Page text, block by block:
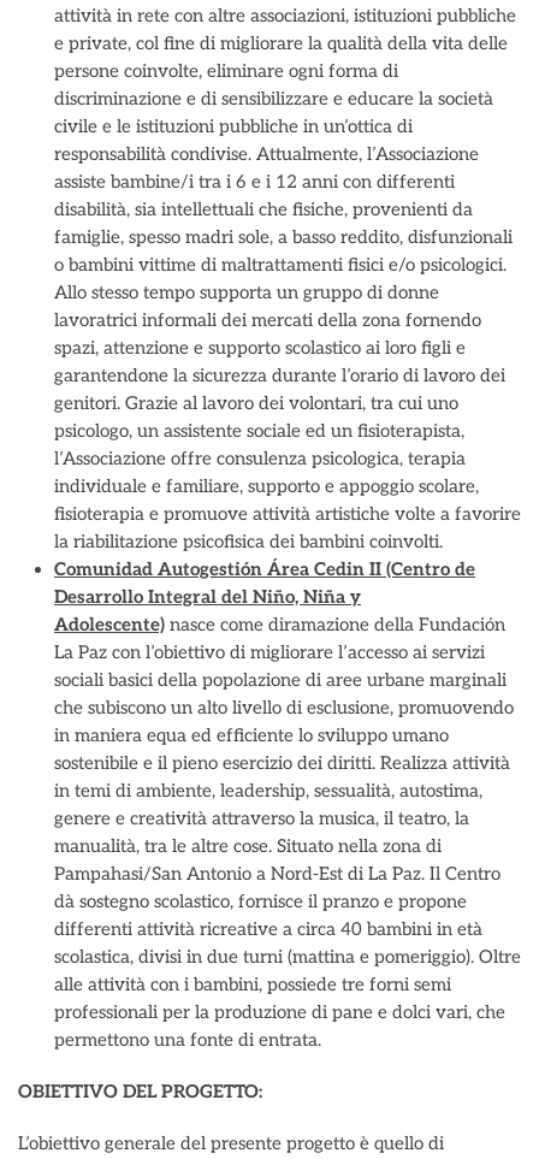
attività in rete con altre associazioni, istituzioni pubbliche
e private, col fine di migliorare la qualità della vita delle
persone coinvolte, eliminare ogni forma di
discriminazione e di sensibilizzare e educare la società
civile e le istituzioni pubbliche in un’ottica di
responsabilità condivise. Attualmente, l’Associazione
assiste bambine/i tra i 6 e i 12 anni con differenti
disabilità, sia intellettuali che fisiche, provenienti da
famiglie, spesso madri sole, a basso reddito, disfunzionali
o bambini vittime di maltrattamenti fisici e/o psicologici.
Allo stesso tempo supporta un gruppo di donne
lavoratrici informali dei mercati della zona fornendo
spazi, attenzione e supporto scolastico ai loro figli e
garantendone la sicurezza durante l’orario di lavoro dei
genitori. Grazie al lavoro dei volontari, tra cui uno
psicologo, un assistente sociale ed un fisioterapista,
l’Associazione offre consulenza psicologica, terapia
individuale e familiare, supporto e appoggio scolare,
fisioterapia e promuove attività artistiche volte a favorire
la riabilitazione psicofisica dei bambini coinvolti.
Comunidad Autogestión Área Cedin II (Centro de
Desarrollo Integral del Niño, Niña y
Adolescente) nasce come diramazione della Fundación
La Paz con l’obiettivo di migliorare l’accesso ai servizi
sociali basici della popolazione di aree urbane marginali
che subiscono un alto livello di esclusione, promuovendo
in maniera equa ed efficiente lo sviluppo umano
sostenibile e il pieno esercizio dei diritti. Realizza attività
in temi di ambiente, leadership, sessualità, autostima,
genere e creatività attraverso la musica, il teatro, la
manualità, tra le altre cose. Situato nella zona di
Pampahasi/San Antonio a Nord-Est di La Paz. Il Centro
dà sostegno scolastico, fornisce il pranzo e propone
differenti attività ricreative a circa 40 bambini in età
scolastica, divisi in due turni (mattina e pomeriggio). Oltre
alle attività con i bambini, possiede tre forni semi
professionali per la produzione di pane e dolci vari, che
permettono una fonte di entrata.
OBIETTIVO DEL PROGETTO:
L’obiettivo generale del presente progetto è quello di